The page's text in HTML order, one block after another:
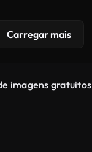
Carregar mais
imagens gratuitos